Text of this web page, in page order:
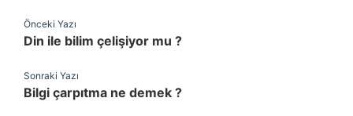
Önceki Yazı
Din ile bilim çelişiyor mu ?
Sonraki Yazı
Bilgi çarpıtma ne demek ?